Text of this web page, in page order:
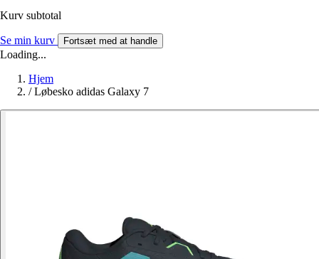
Kurv subtotal
Se min kurv Fortsæt med at handle
Loading...
Hjem
/ Løbesko adidas Galaxy 7